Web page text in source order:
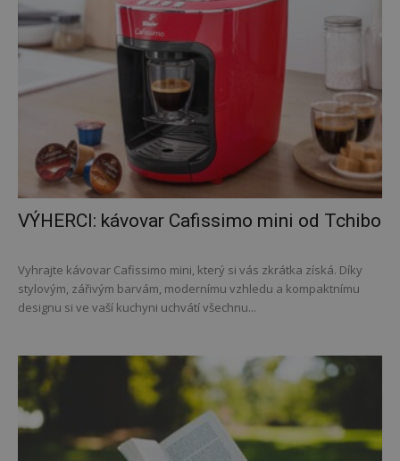
VÝHERCI: kávovar Cafissimo mini od Tchibo
Vyhrajte kávovar Cafissimo mini, který si vás zkrátka získá. Díky
stylovým, zářivým barvám, modernímu vzhledu a kompaktnímu
designu si ve vaší kuchyni uchvátí všechnu...